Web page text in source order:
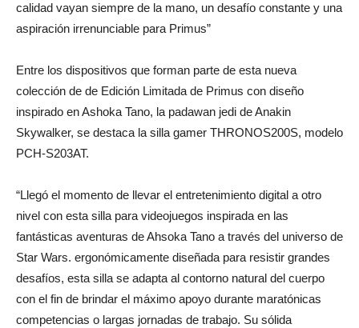
calidad vayan siempre de la mano, un desafío constante y una
aspiración irrenunciable para Primus”
Entre los dispositivos que forman parte de esta nueva
colección de de Edición Limitada de Primus con diseño
inspirado en Ashoka Tano, la padawan jedi de Anakin
Skywalker, se destaca la silla gamer THRONOS200S, modelo
PCH-S203AT.
“Llegó el momento de llevar el entretenimiento digital a otro
nivel con esta silla para videojuegos inspirada en las
fantásticas aventuras de Ahsoka Tano a través del universo de
Star Wars. ergonómicamente diseñada para resistir grandes
desafíos, esta silla se adapta al contorno natural del cuerpo
con el fin de brindar el máximo apoyo durante maratónicas
competencias o largas jornadas de trabajo. Su sólida